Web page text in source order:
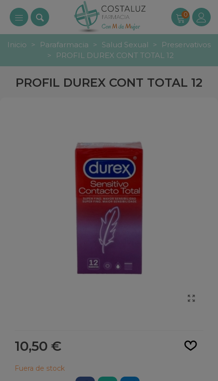
0
Inicio > Parafarmacia > Salud Sexual >
Preservativos
>
PROFIL DUREX CONT TOTAL 12
PROFIL DUREX CONT TOTAL 12
10,50 €
Fuera de stock